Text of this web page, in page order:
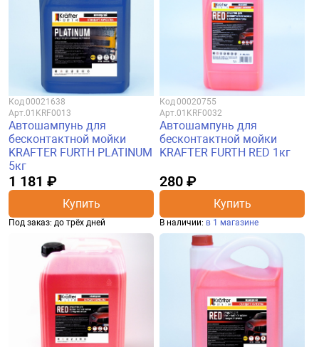
Код00021638
Арт.01KRF0013
Автошампунь для
бесконтактной мойки
KRAFTER FURTH PLATINUM
5кг
1 181 ₽
Купить
Под заказ: до трёх дней
Код00020755
Арт.01KRF0032
Автошампунь для
бесконтактной мойки
KRAFTER FURTH RED 1кг
280 ₽
Купить
В наличии: в 1 магазине